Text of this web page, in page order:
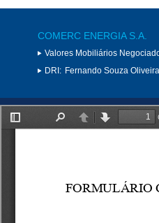
COMERC ENERGIA S.A.
Valores Mobiliários
DRI: Fernando Souza